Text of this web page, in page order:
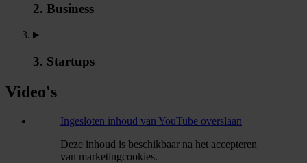
2. Business
3. Startups
Video's
Ingesloten inhoud van YouTube overslaan
Deze inhoud is beschikbaar na het accepteren
van marketingcookies.